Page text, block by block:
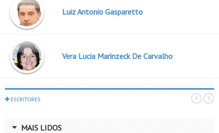
Luiz Antonio Gasparetto
Vera Lucia Marinzeck De Carvalho
ESCRITORES
MAIS LIDOS